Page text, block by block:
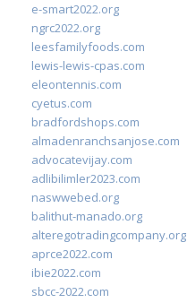
e-smart2022.org
ngrc2022.org
leesfamilyfoods.com
lewis-lewis-cpas.com
eleontennis.com
cyetus.com
bradfordshops.com
almadenranchsanjose.com
advocatevijay.com
adlibilimler2023.com
naswwebed.org
balithut-manado.org
alteregotradingcompany.org
aprce2022.com
ibie2022.com
sbcc-2022.com